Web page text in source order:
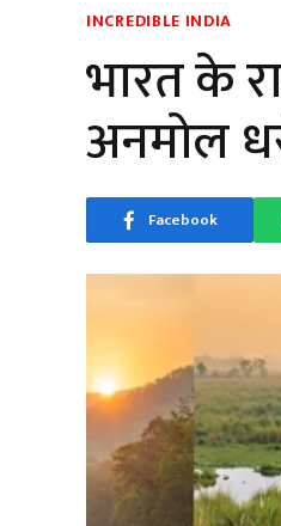
INCREDIBLE INDIA
भारत के
अनमोल
Facebook